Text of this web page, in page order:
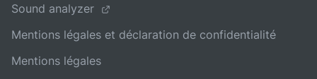
Sound analyzer
Mentions légales et déclaration de confidentialité
Mentions légales